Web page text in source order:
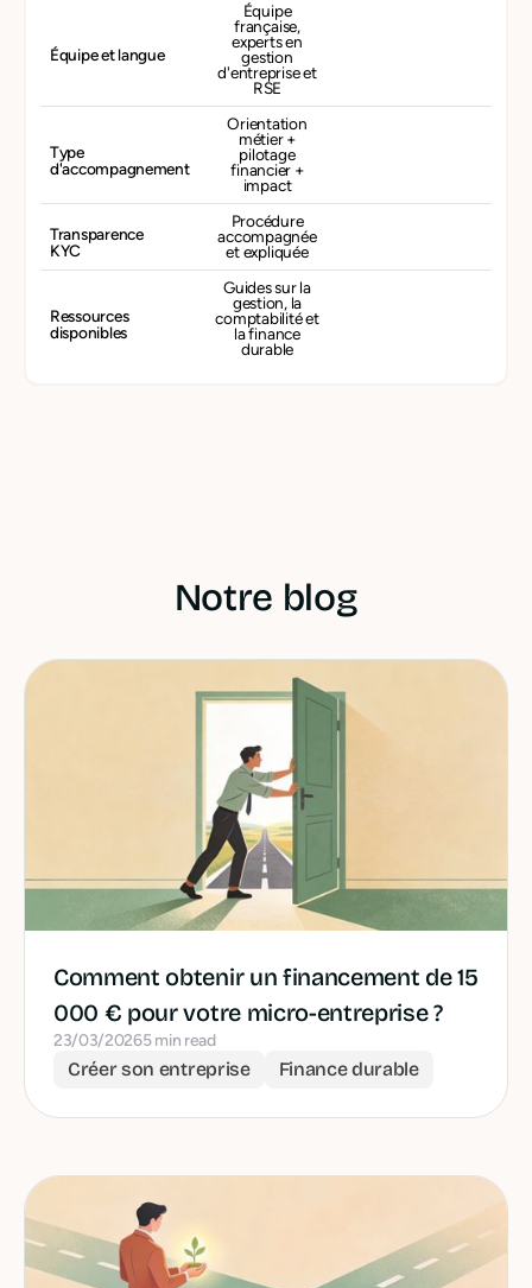
Équipe et langue
Équipe
française,
experts en
gestion
d'entreprise et
RSE
Type
d'accompagnement
Orientation
métier +
pilotage
financier +
impact
Transparence
KYC
Procédure
accompagnée
et expliquée
Ressources
disponibles
Guides sur la
gestion, la
comptabilité et
la finance
durable
Notre blog
Comment obtenir un financement de 15
000 € pour votre micro-entreprise ?
23/03/20265 min read
Créer son entreprise Finance durable